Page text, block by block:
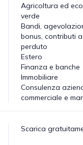
Agricoltura ed
verde
Bandi,
bonus, contributi
perduto
Estero
Finanza e banche
Immobiliare
Consulenza
commerciale e
Scarica